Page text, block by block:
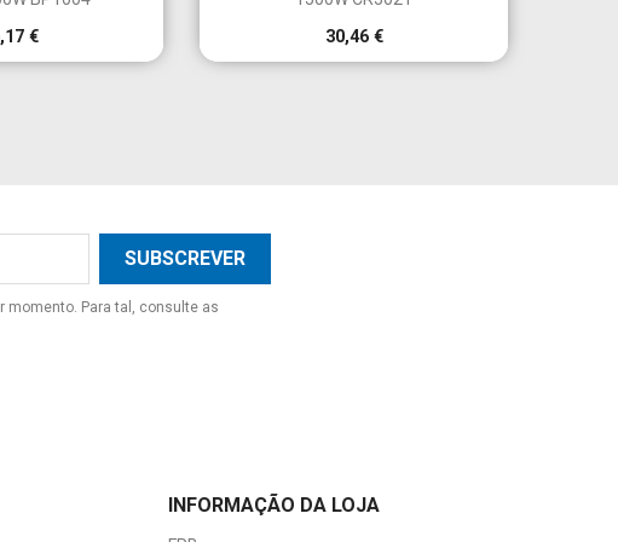
€ 30,46 €
momento. Para tal, consulte as
INFORMAÇÃO DA LOJA